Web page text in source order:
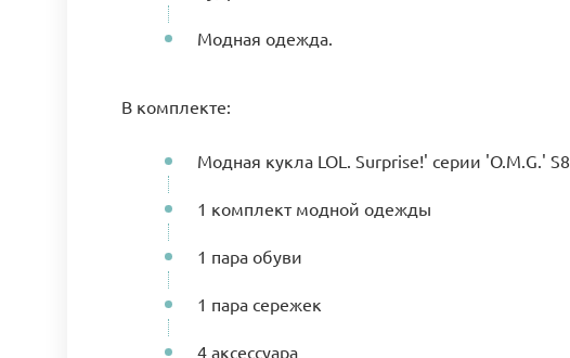
Модная одежда.
В комплекте:
Модная кукла LOL. Surprise!' серии 'O.M.G.' S8
1 комплект модной одежды
1 пара обуви
1 пара сережек
4 аксессуара